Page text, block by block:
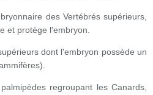
des Vertébrés supérieurs,
et protège l'embryon.
dont l'embryon possède un
regroupant les Canards,